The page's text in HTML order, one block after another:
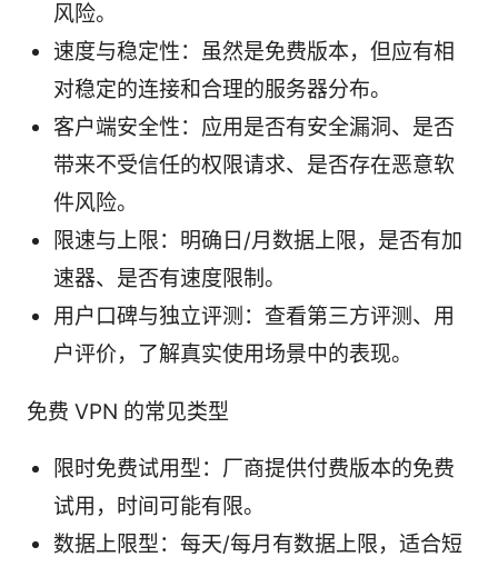
风险。
速度与稳定性：虽然是免费版本，但应有相
对稳定的连接和合理的服务器分布。
客户端安全性：应用是否有安全漏洞、是否
带来不受信任的权限请求、是否存在恶意软
件风险。
限速与上限：明确日/月数据上限，是否有加
速器、是否有速度限制。
用户口碑与独立评测：查看第三方评测、用
户评价，了解真实使用场景中的表现。
免费 VPN 的常见类型
限时免费试用型：厂商提供付费版本的免费
试用，时间可能有限。
数据上限型：每天/每月有数据上限，适合短